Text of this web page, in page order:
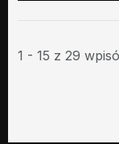
1 - 15 z 29